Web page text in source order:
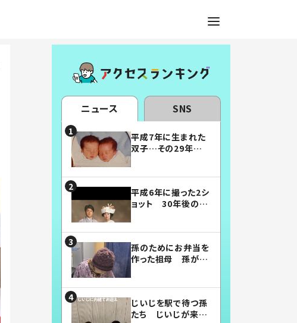
ニュース SNS
平成7年に生まれた
双子…その29年後
平成6年に撮った2シ
ョット 30年後の姿
孫のためにお弁当を
作った祖母 孫が絶
じいじを駅で待つ孫
たち じいじが来た